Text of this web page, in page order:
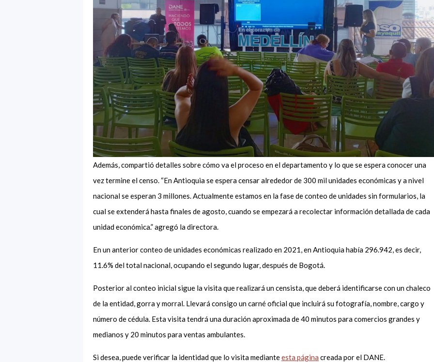
Además, compartió detalles sobre cómo va el proceso en el departamento y lo que se espera conocer una
vez termine el censo. “En Antioquia se espera censar alrededor de 300 mil unidades económicas y a nivel
nacional se esperan 3 millones. Actualmente estamos en la fase de conteo de unidades sin formularios, la
cual se extenderá hasta finales de agosto, cuando se empezará a recolectar información detallada de cada
unidad económica.” agregó la directora.
En un anterior conteo de unidades económicas realizado en 2021, en Antioquia había 296.942, es decir,
11.6% del total nacional, ocupando el segundo lugar, después de Bogotá.
Posterior al conteo inicial sigue la visita que realizará un censista, que deberá identificarse con un chaleco
de la entidad, gorra y morral. Llevará consigo un carné oficial que incluirá su fotografía, nombre, cargo y
número de cédula. Esta visita tendrá una duración aproximada de 40 minutos para comercios grandes y
medianos y 20 minutos para ventas ambulantes.
Si desea, puede verificar la identidad que lo visita medianteesta página creada por el DANE.